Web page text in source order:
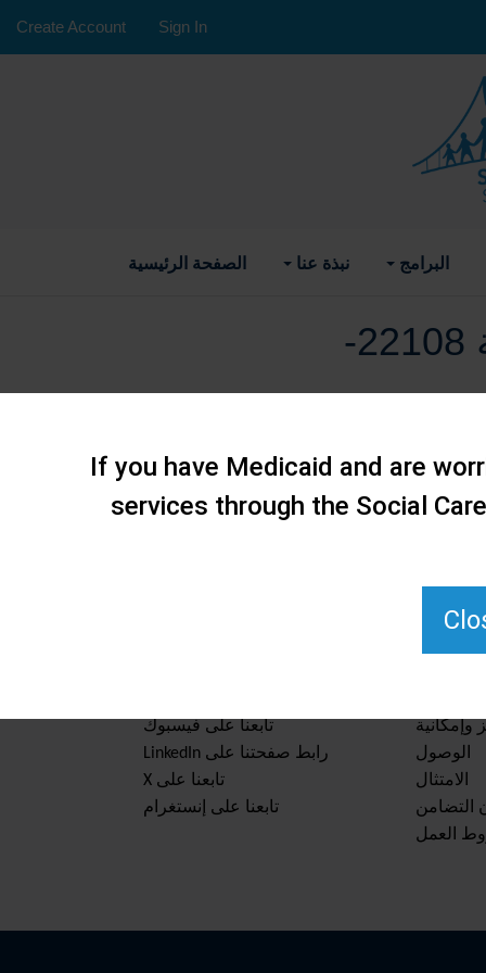
الصفحة الرئيسية نبذة عنا البرامج
مشارك في الدورة التدريبية 22108-
وإمكانية
الوصول
الامتثال
التضامن
العمل
تابعنا على فيسبوك
رابط صفحتنا على LinkedIn
تابعنا على X
تابعنا على إنستغرام
Sign In
Create Account
If you have Medicaid and are
services through the Social